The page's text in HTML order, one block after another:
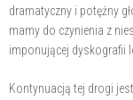
dramatyczny i potężny
mamy do czynienia z
imponującej dyskografii
Kontynuacją tej drogi